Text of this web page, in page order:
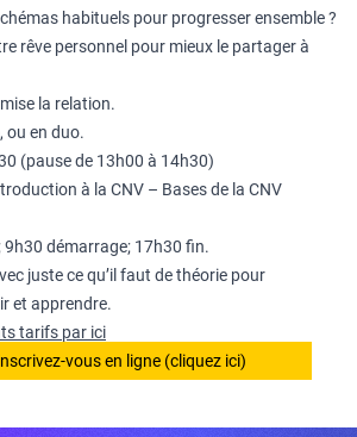
habituels pour progresser ensemble ?
rêve personnel pour mieux le partager à
la relation.
ou en duo.
(pause de 13h00 à 14h30)
à la CNV – Bases de la CNV
9h30 démarrage; 17h30 fin.
juste ce qu’il faut de théorie pour
et apprendre.
tarifs par ici
vous en ligne (cliquez ici)